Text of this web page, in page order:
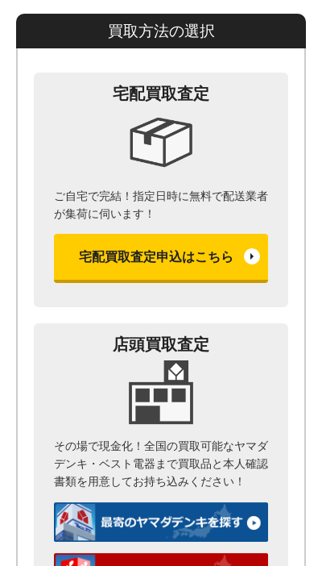
買取方法の選択
宅配買取査定
ご自宅で完結！指定日時に無料で配送業者
が集荷に伺います！
宅配買取査定申込はこちら
店頭買取査定
その場で現金化！全国の買取可能なヤマダ
デンキ・ベスト電器まで買取品と本人確認
書類を用意してお持ち込みください！